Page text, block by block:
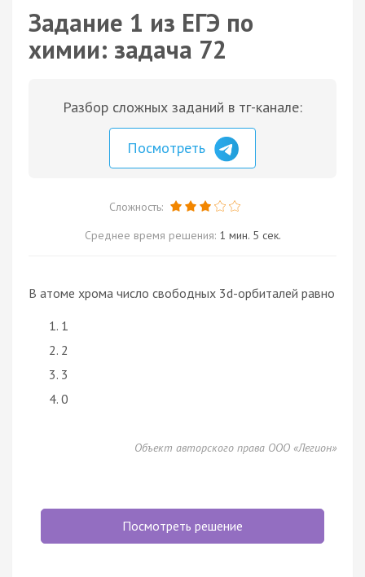
Задание 1 из ЕГЭ по
химии: задача 72
Разбор сложных заданий в тг-канале:
Посмотреть
Сложность:
Среднее время решения: 1 мин. 5 сек.
В атоме хрома число свободных 3d-орбиталей равно
1
2
3
0
Объект авторского права ООО «Легион»
Посмотреть решение